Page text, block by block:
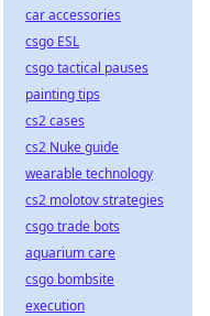
car accessories
csgo ESL
csgo tactical pauses
painting tips
cs2 cases
cs2 Nuke guide
wearable technology
cs2 molotov strategies
csgo trade bots
aquarium care
csgo bombsite
execution